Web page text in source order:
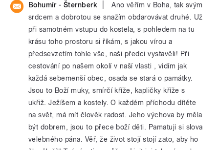
Bohumír - Šternberk
Ano věřím v Boha, tak svým
srdcem a dobrotou se snažím obdarovávat druhé. Už
při samotném vstupu do kostela, s pohledem na tu
krásu toho prostoru si říkám, s jakou vírou a
předsevzetím tohle vše, naši předci vystavěli! Při
cestování po našem okolí v naší vlasti , vidím jak
každá sebemenší obec, osada se stará o památky.
Jsou to Boží muky, smírčí kříže, kapličky kříže s
ukřiž. Ježíšem a kostely. O každém příchodu dítěte
na svět, má mít člověk radost. Jeho výchova by měla
být dobrem, jsou to přece boží děti. Pamatuji si slova
velebného pána. Věř, že život stojí stojí zato, aby ho